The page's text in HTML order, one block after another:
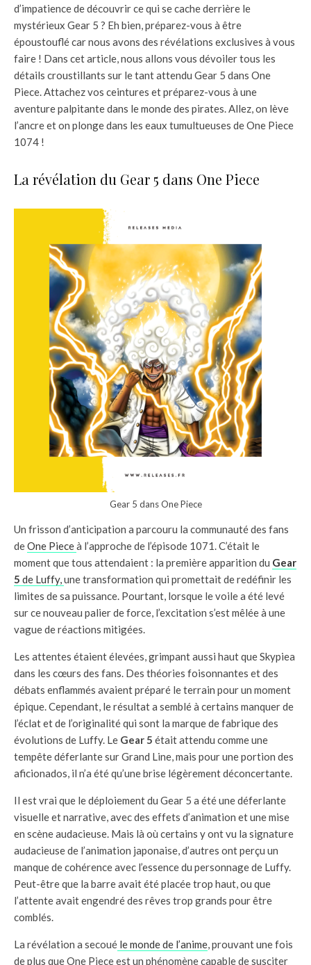
d’impatience de découvrir ce qui se cache derrière le
mystérieux Gear 5 ? Eh bien, préparez-vous à être
époustouflé car nous avons des révélations exclusives à vous
faire ! Dans cet article, nous allons vous dévoiler tous les
détails croustillants sur le tant attendu Gear 5 dans One
Piece. Attachez vos ceintures et préparez-vous à une
aventure palpitante dans le monde des pirates. Allez, on lève
l’ancre et on plonge dans les eaux tumultueuses de One Piece
1074 !
La révélation du Gear 5 dans One Piece
Gear 5 dans One Piece
Un frisson d’anticipation a parcouru la communauté des fans
deOne Pieceà l’approche de l’épisode 1071. C’était le
moment que tous attendaient : la première apparition du Gear
5 de Luffy,une transformation qui promettait de redéfinir les
limites de sa puissance. Pourtant, lorsque le voile a été levé
sur ce nouveau palier de force, l’excitation s’est mêlée à une
vague de réactions mitigées.
Les attentes étaient élevées, grimpant aussi haut que Skypiea
dans les cœurs des fans. Des théories foisonnantes et des
débats enflammés avaient préparé le terrain pour un moment
épique. Cependant, le résultat a semblé à certains manquer de
l’éclat et de l’originalité qui sont la marque de fabrique des
évolutions de Luffy. Le Gear 5 était attendu comme une
tempête déferlante sur Grand Line, mais pour une portion des
aficionados, il n’a été qu’une brise légèrement déconcertante.
Il est vrai que le déploiement du Gear 5 a été une déferlante
visuelle et narrative, avec des effets d’animation et une mise
en scène audacieuse. Mais là où certains y ont vu la signature
audacieuse de l’animation japonaise, d’autres ont perçu un
manque de cohérence avec l’essence du personnage de Luffy.
Peut-être que la barre avait été placée trop haut, ou que
l’attente avait engendré des rêves trop grands pour être
comblés.
La révélation a secoué le monde de l’anime, prouvant une fois
de plus que One Piece est un phénomène capable de susciter